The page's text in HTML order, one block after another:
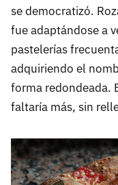
se democratizó.
fue adaptándose a
pastelerías
adquiriendo el
forma redondeada.
faltaría más, sin